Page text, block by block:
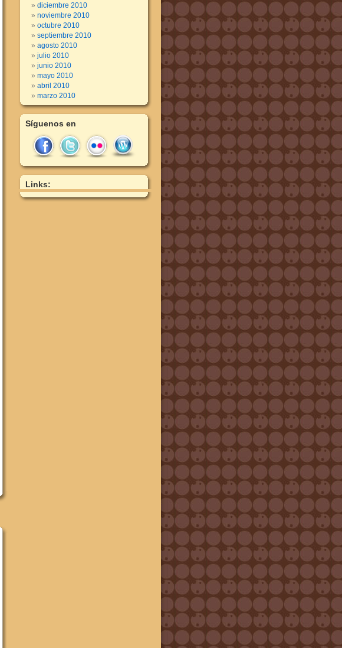
diciembre 2010
noviembre 2010
octubre 2010
septiembre 2010
agosto 2010
julio 2010
junio 2010
mayo 2010
abril 2010
marzo 2010
Síguenos en
Links: